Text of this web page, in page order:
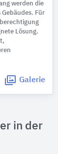
werden die
Für
Lösung.
Galerie
in der